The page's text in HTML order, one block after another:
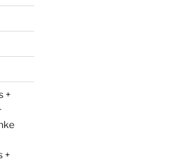
+
+